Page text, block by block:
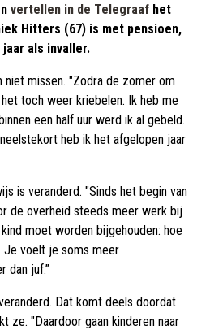
vertellen in de Telegraaf het
Hitters (67) is met pensioen,
als invaller.
missen. "Zodra de zomer om
toch weer kriebelen. Ik heb me
een half uur werd ik al gebeld.
heb ik het afgelopen jaar
is veranderd. "Sinds het begin van
de overheid steeds meer werk bij
moet worden bijgehouden: hoe
Je voelt je soms meer
dan juf.”
Dat komt deels doordat
ze. "Daardoor gaan kinderen naar